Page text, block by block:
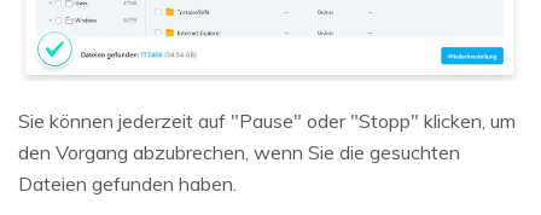
Sie können jederzeit auf "Pause" oder "Stopp" klicken, um
den Vorgang abzubrechen, wenn Sie die gesuchten
Dateien gefunden haben.